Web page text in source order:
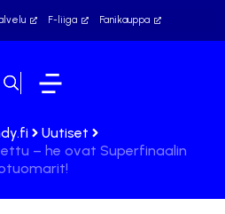
F-liiga Fanikauppa
Uutiset
– he ovat Superfinaalin